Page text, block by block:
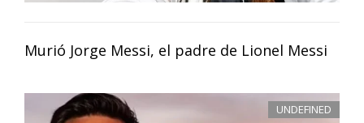
Murió Jorge Messi, el padre de Lionel Messi
UNDEFINED